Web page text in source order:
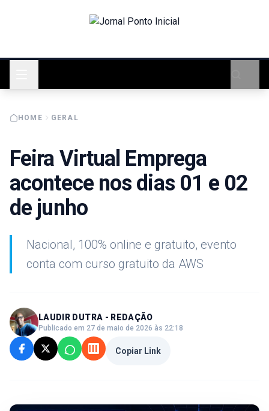
HOME GERAL
Feira Virtual Emprega
acontece nos dias 01 e 02
de junho
Nacional, 100% online e gratuito, evento
conta com curso gratuito da AWS
LAUDIR DUTRA - REDAÇÃO
Publicado em 27 de maio de 2026 às 22:18
Copiar Link